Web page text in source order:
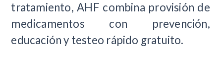
tratamiento, AHF combina provisión de
medicamentos con prevención,
educación y testeo rápido gratuito.